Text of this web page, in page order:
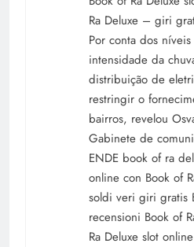
Ra Deluxe – giri
Por conta dos
intensidade da
distribuição de
restringir o
bairros, revelou
Gabinete de
ENDE book of ra
online con Book of
soldi veri giri gratis
recensioni Book of
Ra Deluxe slot